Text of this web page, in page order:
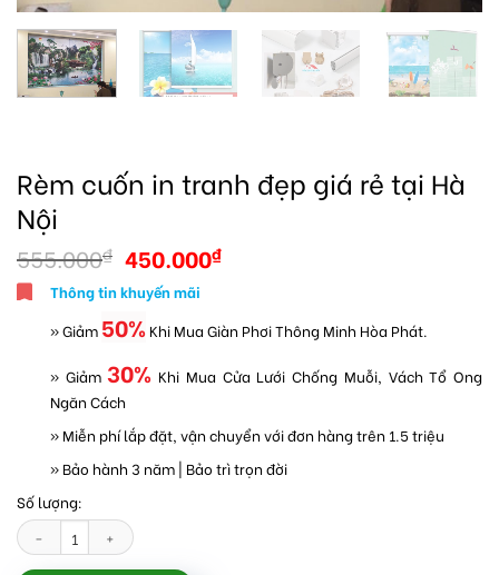
Rèm cuốn in tranh đẹp giá rẻ tại Hà
Nội
555.000₫ 450.000₫
Thông tin khuyến mãi
» Giảm 50% Khi Mua Giàn Phơi Thông Minh Hòa Phát.
» Giảm 30% Khi Mua Cửa Lưới Chống Muỗi, Vách Tổ Ong
Ngăn Cách
» Miễn phí lắp đặt, vận chuyển với đơn hàng trên 1.5 triệu
» Bảo hành 3 năm | Bảo trì trọn đời
Số lượng:
Rèm cuốn in tranh đẹp giá rẻ tại Hà Nội số lượng